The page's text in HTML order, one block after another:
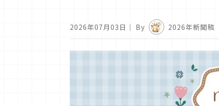
2026年07月03日 ｜ By 2026年新聞稿